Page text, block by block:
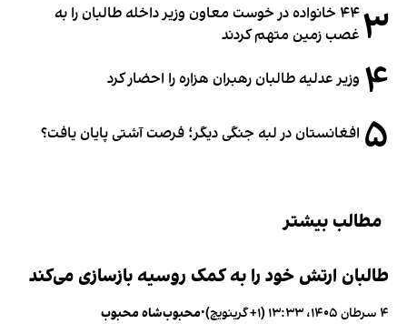
۳
۴۴ خانواده در خوست معاون وزیر داخله طالبان را به
غصب زمین متهم کردند
۴ وزیر عدلیه طالبان رهبران هزاره را احضار کرد
۵ افغانستان در لبه جنگی دیگر؛ فرصت آشتی پایان یافت؟
مطالب بیشتر
طالبان ارتش خود را به کمک روسیه بازسازی می‌کند
۴ سرطان ۱۴۰۵، ۱۳:۳۳ (‎+۱ گرینویچ) •محبوب‌شاه محبوب